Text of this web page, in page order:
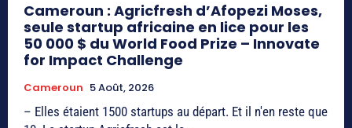
Cameroun : Agricfresh d’Afopezi Moses,
seule startup africaine en lice pour les
50 000 $ du World Food Prize – Innovate
for Impact Challenge
Cameroun 5 Août, 2026
– Elles étaient 1500 startups au départ. Et il n'en reste que